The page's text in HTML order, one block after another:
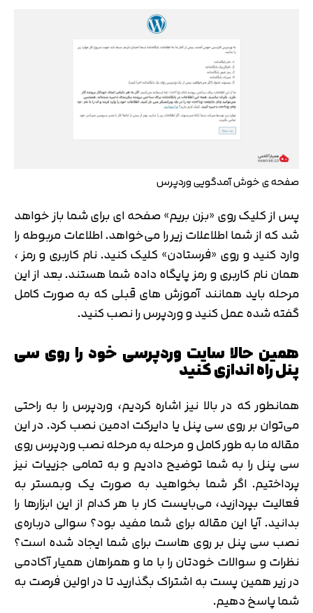
صفحه ی خوش آمدگویی وردپرس
پس از کلیک روی «بزن بریم» صفحه ای برای شما باز خواهد
شد که از شما اطلاعلات زیر را می‌خواهد. اطلاعات مربوطه را
وارد کنید و روی «فرستادن» کلیک کنید. نام کاربری و رمز ،
همان نام کاربری و رمز پایگاه داده شما هستند. بعد از این
مرحله باید همانند آموزش های قبلی که به صورت کامل
گفته شده عمل کنید و وردپرس را نصب کنید.
همین حالا سایت وردپرسی خود را روی سی
پنل راه اندازی کنید
همانطور که در بالا نیز اشاره کردیم، وردپرس را به راحتی
می‌توان بر روی سی پنل یا دایرکت ادمین نصب کرد. در این
مقاله ما به طور کامل و مرحله به مرحله نصب وردپرس روی
سی پنل را به شما توضیح دادیم و به تمامی جزییات نیز
پرداختیم. اگر شما بخواهید به صورت یک وبمستر به
فعالیت بپردازید، می‌بایست کار با هر کدام از این ابزارها را
بدانید. آیا این مقاله برای شما مفید بود؟ سوالی درباره‌ی
نصب سی پنل بر روی هاست برای شما ایجاد شده است؟
نظرات و سوالات خودتان را با ما و همراهان همیار آکادمی
در زیر همین پست به اشتراک بگذارید تا در اولین فرصت به
شما پاسخ دهیم.